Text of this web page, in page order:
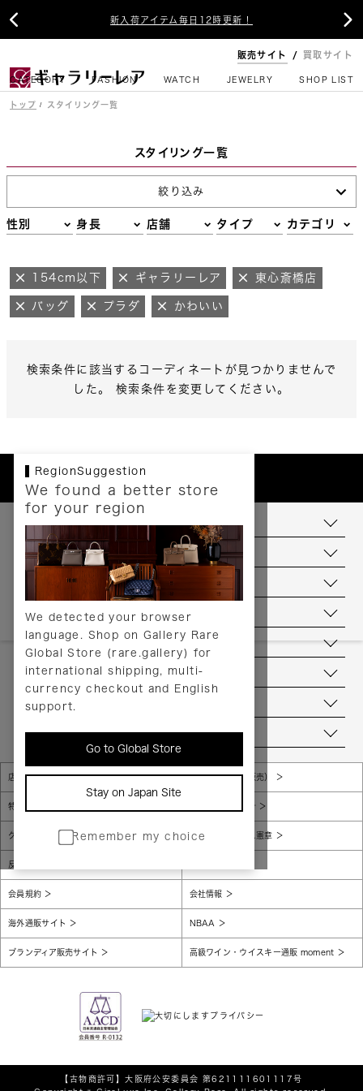
新入荷アイテム毎日12時更新！
 
販売サイト 買取サイト
CATEGORY FASHION WATCH JEWELRY SHOP LIST
トップ スタイリング一覧
スタイリング一覧
絞り込み
性別 身長 店舗 タイプ カテゴリ
154cm以下 ギャラリーレア 東心斎橋店
バッグ プラダ かわいい
検索条件に該当するコーディネートが見つかりませんで
した。 検索条件を変更してください。
RegionSuggestion
We found a better store
for your region
We detected your browser
language. Shop on Gallery Rare
Global Store (rare.gallery) for
international shipping, multi-
currency checkout and English
support.
Go to Global Store
Stay on Japan Site
Remember my choice
お支払いについて
配送について
送料について
返品について
ヘルプ
お問い合わせ
当店について
店舗一覧 販売規約（店頭販売）
特定商取引法に基づく表示 個人情報保護方針
グローバルプライバシーポリシー コンプライアンス憲章
反社会的勢力に対する基本方針
会員規約 会社情報
海外通販サイト NBAA
ブランディア販売サイト 高級ワイン・ウイスキー通販 moment
【古物商許可】大阪府公安委員会 第621111601117号